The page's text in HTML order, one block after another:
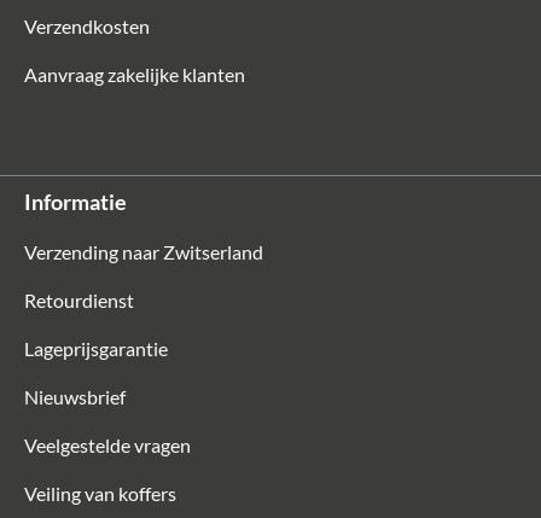
Verzendkosten
Aanvraag zakelijke klanten
Informatie
Verzending naar Zwitserland
Retourdienst
Lageprijsgarantie
Nieuwsbrief
Veelgestelde vragen
Veiling van koffers